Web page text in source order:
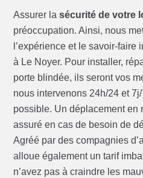
Assurer lasécurité de votre
préoccupation. Ainsi, nous
l’expérience et le savoir-faire
à Le Noyer. Pour installer,
porte blindée, ils seront vos
nous intervenons 24h/24 et
possible. Un déplacement en
assuré en cas de besoin de
Agréé par des compagnies
alloue également un tarif
n’avez pas à craindre les